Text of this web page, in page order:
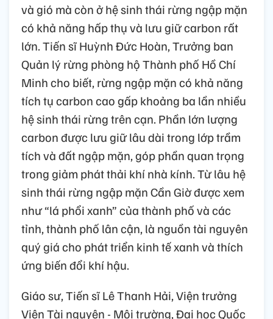
và gió mà còn ở hệ sinh thái rừng ngập mặn
có khả năng hấp thụ và lưu giữ carbon rất
lớn. Tiến sĩ Huỳnh Đức Hoàn, Trưởng ban
Quản lý rừng phòng hộ Thành phố Hồ Chí
Minh cho biết, rừng ngập mặn có khả năng
tích tụ carbon cao gấp khoảng ba lần nhiều
hệ sinh thái rừng trên cạn. Phần lớn lượng
carbon được lưu giữ lâu dài trong lớp trầm
tích và đất ngập mặn, góp phần quan trọng
trong giảm phát thải khí nhà kính. Từ lâu hệ
sinh thái rừng ngập mặn Cần Giờ được xem
như “lá phổi xanh” của thành phố và các
tỉnh, thành phố lân cận, là nguồn tài nguyên
quý giá cho phát triển kinh tế xanh và thích
ứng biến đổi khí hậu.
Giáo sư, Tiến sĩ Lê Thanh Hải, Viện trưởng
Viện Tài nguyên - Môi trường, Đại học Quốc